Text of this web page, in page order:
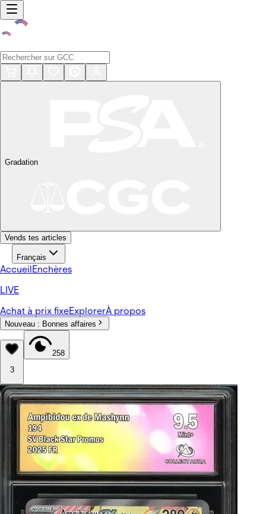
Gradation
Vends tes articles
Français
AccueilEnchères
LIVE
Achat à prix fixeExplorerÀ propos
Nouveau : Bonnes affaires
3
258